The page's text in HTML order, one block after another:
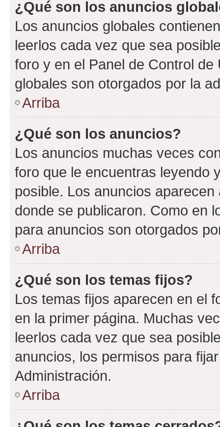
¿Qué son los anuncios
Los anuncios globales
leerlos cada vez que sea
foro y en el Panel de Control
globales son otorgados por la
Arriba
¿Qué son los anuncios?
Los anuncios muchas veces
foro que le encuentras leyendo
posible. Los anuncios
donde se publicaron. Como en
para anuncios son otorgados
Arriba
¿Qué son los temas fijos?
Los temas fijos aparecen en el
en la primer página. Muchas
leerlos cada vez que sea
anuncios, los permisos para
Administración.
Arriba